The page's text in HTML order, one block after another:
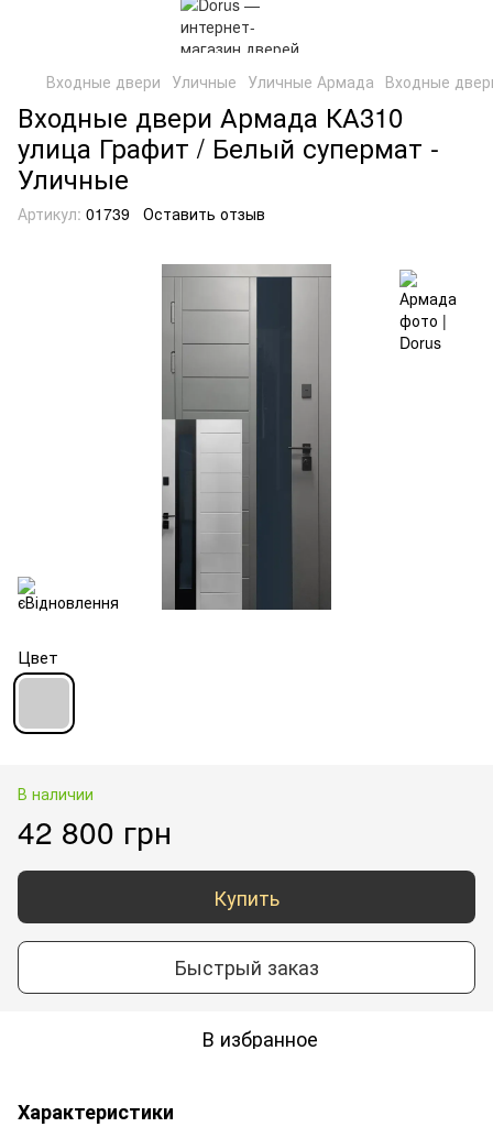
Входные двери Уличные Уличные Армада Входные
Входные двери Армада КА310
улица Графит / Белый супермат -
Уличные
Артикул: 01739 Оставить отзыв
Цвет
В наличии
42 800 грн
Купить
Быстрый заказ
В избранное
Характеристики